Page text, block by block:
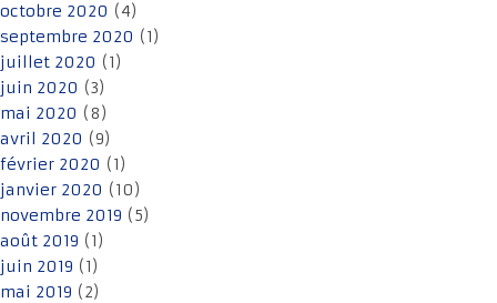
octobre 2020 (4)
septembre 2020 (1)
juillet 2020 (1)
juin 2020 (3)
mai 2020 (8)
avril 2020 (9)
février 2020 (1)
janvier 2020 (10)
novembre 2019 (5)
août 2019 (1)
juin 2019 (1)
mai 2019 (2)